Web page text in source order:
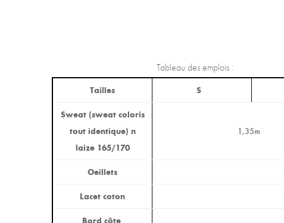
Tableau des emplois :
Tailles
S
Sweat (sweat coloris
tout identique) n
laize 165/170
1,35m
Oeillets
Lacet coton
Bord côte